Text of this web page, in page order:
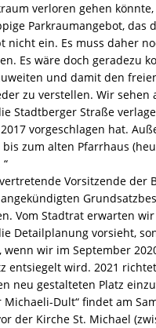
verloren gehen
Parkraumangebot,
nicht ein. Es muss daher
Es wäre doch geradezu
und damit den
zu verstellen. Wir
Stadtberger Straße
vorgeschlagen hat.
bis zum alten Pfarrhaus
Vorsitzende der
Vom Stadtrat erwarten
Detailplanung vorsieht,
wenn wir im September
entsiegelt wird. 2021
neu gestalteten Platz
Michaeli-Dult“ findet am
der Kirche St. Michael